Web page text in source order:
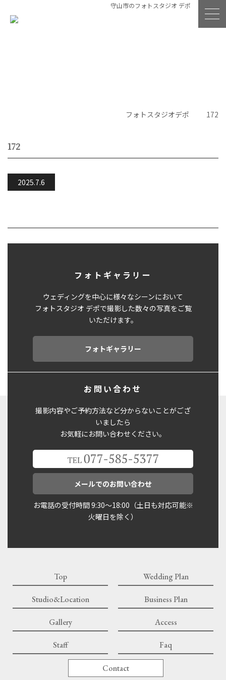
守山市のフォトスタジオ デポ
フォトスタジオデポ 172
172
2025.7.6
フォトギャラリー
ウェディングを中心に様々なシーンにおいて
フォトスタジオ デポで撮影した数々の写真をご覧
いただけます。
フォトギャラリー
お問い合わせ
撮影内容やご予約方法など分からないことがござ
いましたら
お気軽にお問い合わせください。
メールでのお問い合わせ
お電話の受付時間 9:30〜18:00（土日も対応可能※
火曜日を除く）
Top Wedding Plan
Studio&Location Business Plan
Gallery Access
Staff Faq
Contact